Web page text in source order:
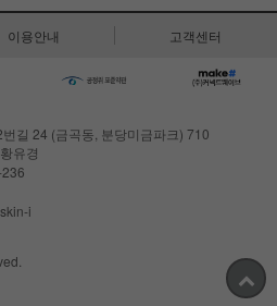
이용안내 고객센터
길 24 (금곡동, 분당미금파크) 710
황유경
i